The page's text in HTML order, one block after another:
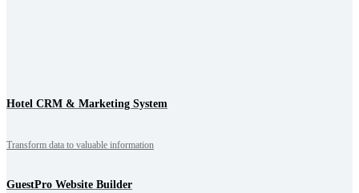
Hotel CRM & Marketing System
Transform data to valuable information
GuestPro Website Builder